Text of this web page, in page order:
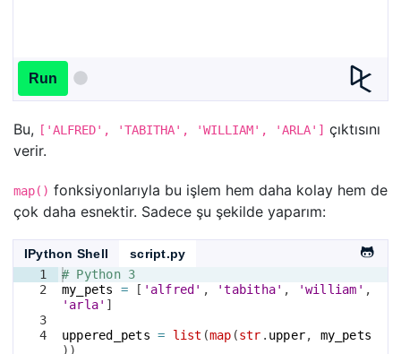
Run
Bu, ['ALFRED', 'TABITHA', 'WILLIAM', 'ARLA'] çıktısını
verir.
map() fonksiyonlarıyla bu işlem hem daha kolay hem de
çok daha esnektir. Sadece şu şekilde yaparım:
IPython Shell
script.py
1
2
3
4
# Python 3
my_pets
= [ 'alfred' , 'tabitha' , 'william' ,
'arla' ]
uppered_pets = list (map (str . upper, my_pets
))